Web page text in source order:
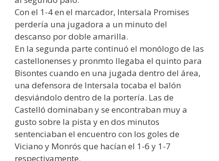
Con el 1-4 en el marcador, Intersala Promises
perdería una jugadora a un minuto del
descanso por doble amarilla.
En la segunda parte continuó el monólogo de las
castellonenses y pronmto llegaba el quinto para
Bisontes cuando en una jugada dentro del área,
una defensora de Intersala tocaba el balón
desviándolo dentro de la portería. Las de
Castelló dominaban y se encontraban muy a
gusto sobre la pista y en dos minutos
sentenciaban el encuentro con los goles de
Viciano y Monrós que hacían el 1-6 y 1-7
respectivamente.